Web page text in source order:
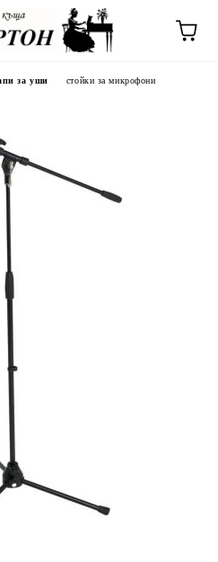
за уши стойки за микрофони